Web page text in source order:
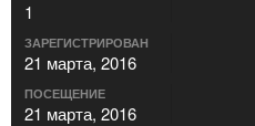
1
ЗАРЕГИСТРИРОВАН
21 марта, 2016
ПОСЕЩЕНИЕ
21 марта, 2016